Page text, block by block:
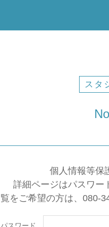
スタ
個人情報等保
詳細ページはパスワー
をご希望の方は、080-